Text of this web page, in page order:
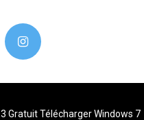
Gratuit Télécharger Windows 7